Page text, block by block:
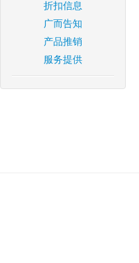
折扣信息
广而告知
产品推销
服务提供